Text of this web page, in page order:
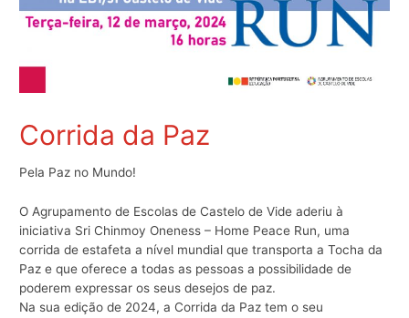
Corrida da Paz
Pela Paz no Mundo!
O Agrupamento de Escolas de Castelo de Vide aderiu à
iniciativa Sri Chinmoy Oneness – Home Peace Run, uma
corrida de estafeta a nível mundial que transporta a Tocha da
Paz e que oferece a todas as pessoas a possibilidade de
poderem expressar os seus desejos de paz.
Na sua edição de 2024, a Corrida da Paz tem o seu